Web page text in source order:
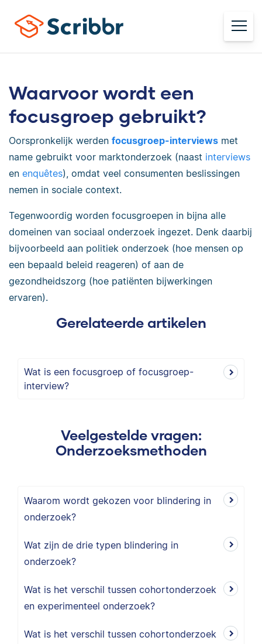
Waarvoor wordt een
focusgroep gebruikt?
Oorspronkelijk werden focusgroep-interviews met
name gebruikt voor marktonderzoek (naast interviews
en enquêtes), omdat veel consumenten beslissingen
nemen in sociale context.
Tegenwoordig worden focusgroepen in bijna alle
domeinen van sociaal onderzoek ingezet. Denk daarbij
bijvoorbeeld aan politiek onderzoek (hoe mensen op
een bepaald beleid reageren) of aan de
gezondheidszorg (hoe patiënten bijwerkingen
ervaren).
Gerelateerde artikelen
Wat is een focusgroep of focusgroep-
interview?
Veelgestelde vragen:
Onderzoeksmethoden
Waarom wordt gekozen voor blindering in
onderzoek?
Wat zijn de drie typen blindering in
onderzoek?
Wat is het verschil tussen cohortonderzoek
en experimenteel onderzoek?
Wat is het verschil tussen cohortonderzoek